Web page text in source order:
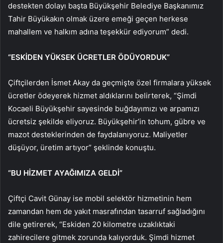
destekten dolayı başta Büyükşehir Belediye Başkanımız
Tahir Büyükakın olmak üzere emeği geçen herkese
mahallem ve halkım adına teşekkür ediyorum” dedi.
“ESKİDEN YÜKSEK ÜCRETLER ÖDÜYORDUK”
Çiftçilerden İsmet Akay da geçmişte özel firmalara yüksek
ücretler ödeyerek hizmet aldıklarını belirterek, “Şimdi
Kocaeli Büyükşehir sayesinde buğdayımızı ve arpamızı
ücretsiz şekilde eliyoruz. Büyükşehir’in tohum, gübre ve
mazot desteklerinden de faydalanıyoruz. Maliyetler
düşüyor, üretim artıyor” şeklinde konuştu.
“BU HİZMET AYAĞIMIZA GELDİ”
Çiftçi Cavit Günay ise mobil selektör hizmetinin hem
zamandan hem de yakıt masrafından tasarruf sağladığını
dile getirerek, “Eskiden 20 kilometre uzaklıktaki
zahirecilere gitmek zorunda kalıyorduk. Şimdi hizmet